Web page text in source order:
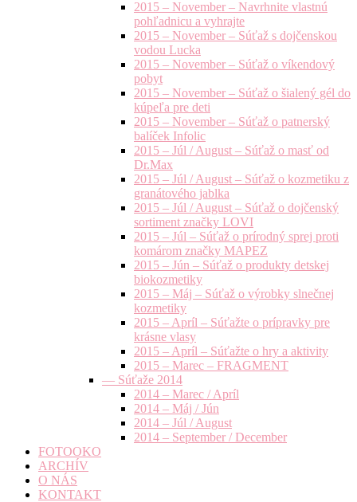
2015 – November – Navrhnite vlastnú
pohľadnicu a vyhrajte
2015 – November – Súťaž s dojčenskou
vodou Lucka
2015 – November – Súťaž o víkendový
pobyt
2015 – November – Súťaž o šialený gél do
kúpeľa pre deti
2015 – November – Súťaž o patnerský
balíček Infolic
2015 – Júl / August – Súťaž o masť od
Dr.Max
2015 – Júl / August – Súťaž o kozmetiku z
granátového jablka
2015 – Júl / August – Súťaž o dojčenský
sortiment značky LOVI
2015 – Júl – Súťaž o prírodný sprej proti
komárom značky MAPEZ
2015 – Jún – Súťaž o produkty detskej
biokozmetiky
2015 – Máj – Súťaž o výrobky slnečnej
kozmetiky
2015 – Apríl – Súťažte o prípravky pre
krásne vlasy
2015 – Apríl – Súťažte o hry a aktivity
2015 – Marec – FRAGMENT
— Súťaže 2014
2014 – Marec / Apríl
2014 – Máj / Jún
2014 – Júl / August
2014 – September / December
FOTOOKO
ARCHÍV
O NÁS
KONTAKT